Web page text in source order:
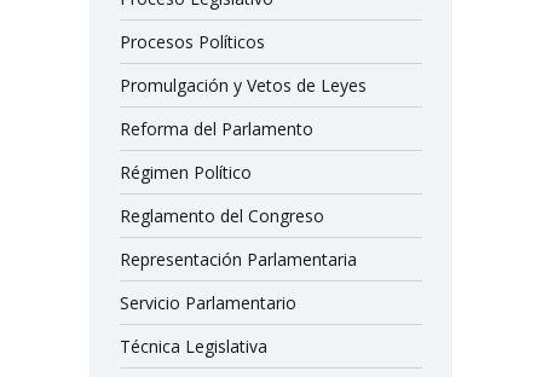
Procesos Políticos
Promulgación y Vetos de Leyes
Reforma del Parlamento
Régimen Político
Reglamento del Congreso
Representación Parlamentaria
Servicio Parlamentario
Técnica Legislativa